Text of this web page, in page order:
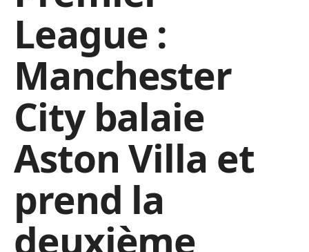
League :
Manchester
City balaie
Aston Villa et
prend la
deuxième